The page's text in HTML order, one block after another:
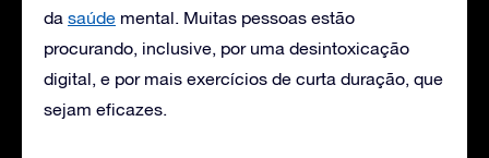
da saúde mental. Muitas pessoas estão
procurando, inclusive, por uma desintoxicação
digital, e por mais exercícios de curta duração, que
sejam eficazes.